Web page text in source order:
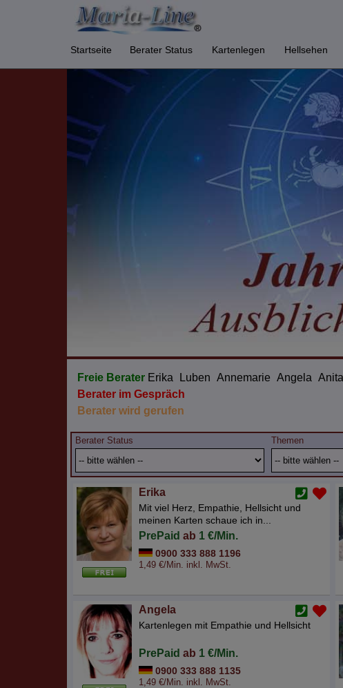
Startseite Berater Status Kartenlegen Hellsehen
Freie Berater Erika Luben Annemarie Angela Anita
Berater im Gespräch
Berater wird gerufen
Berater Status Themen
Erika
Mit viel Herz, Empathie, Hellsicht und
meinen Karten schaue ich in...
PrePaid ab 1 €/Min.
0900 333 888 1196
1,49 €/Min. inkl. MwSt.
Angela
Kartenlegen mit Empathie und Hellsicht
PrePaid ab 1 €/Min.
0900 333 888 1135
1,49 €/Min. inkl. MwSt.